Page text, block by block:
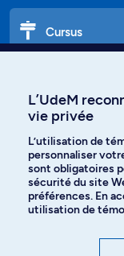
Cursus
Langues
Facebook
L’UdeM
vie privée
L’utilisation de
personnaliser
sont obligatoires
sécurité du site
préférences. En
utilisation de